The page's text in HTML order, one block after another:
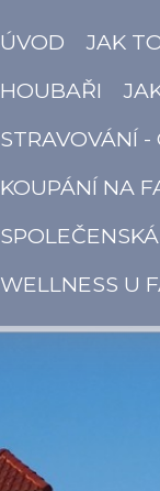
ÚVOD JAK
HOUBAŘI
STRAVOVÁNÍ -
KOUPÁNÍ NA
WELLNESS U